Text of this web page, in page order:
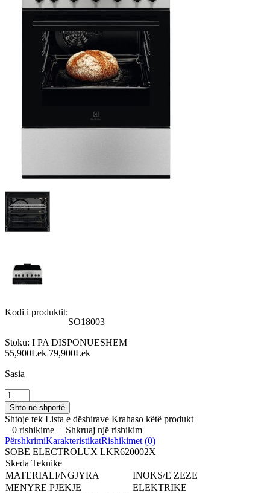
Kodi i produktit:
SO18003
Stoku: I PA DISPONUESHEM
55,900Lek 79,900Lek
Sasia
Shtoje tek Lista e dëshirave Krahaso këtë produkt
0 rishikime | Shkruaj një rishikim
PërshkrimiKarakteristikatRishikimet (0)
SOBE ELECTROLUX LKR620002X
Skeda Teknike
MATERIALI/NGJYRA
INOKS/E ZEZE
MENYRE PJEKJE
ELEKTRIKE